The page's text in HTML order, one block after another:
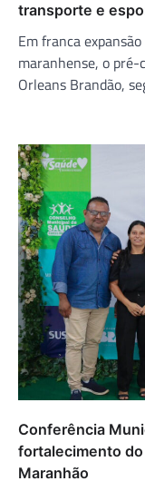
transporte e
Em franca
maranhense, o pré-
Orleans Brandão,
Conferência
fortalecimento do
Maranhão